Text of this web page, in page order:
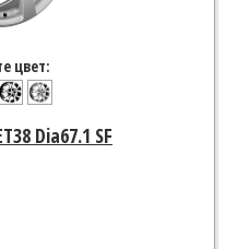
цвет:
Dia67.1 SF